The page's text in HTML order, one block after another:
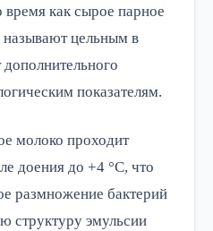
время как сырое парное
цельным в
дополнительного
показателям.
молоко проходит
доения до +4 °C, что
размножение бактерий
структуру эмульсии